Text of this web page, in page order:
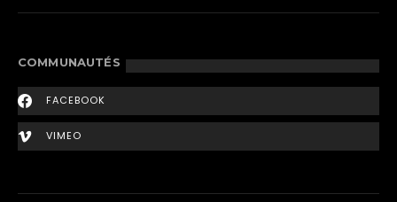
COMMUNAUTÉS
FACEBOOK
VIMEO